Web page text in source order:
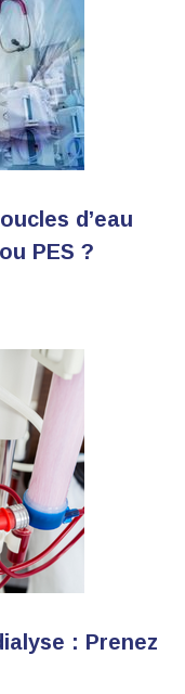
d’eau
PES ?
: Prenez